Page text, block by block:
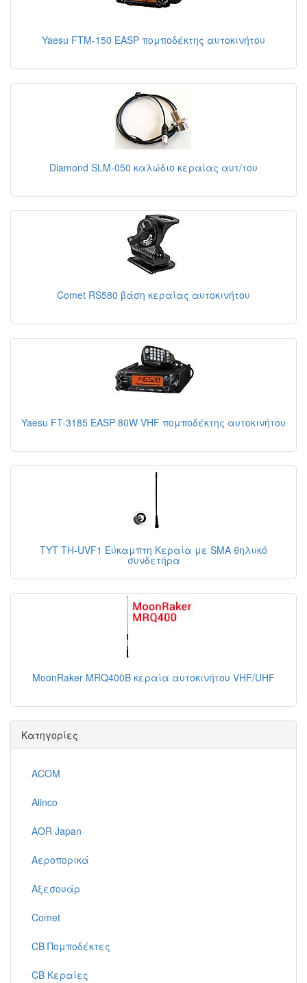
Yaesu FTM-150 EASP πομποδέκτης αυτοκινήτου
Diamond SLM-050 καλώδιο κεραίας αυτ/του
Comet RS580 βάση κεραίας αυτοκινήτου
Yaesu FT-3185 EASP 80W VHF πομποδέκτης αυτοκινήτου
TYT TH-UVF1 Εύκαμπτη Κεραία με SMA θηλυκό
συνδετήρα
MoonRaker MRQ400B κεραία αυτοκινήτου VHF/UHF
Κατηγορίες
ACOM
Alinco
AOR Japan
Αεροπορικά
Αξεσουάρ
Comet
CB Πομποδέκτες
CB Κεραίες